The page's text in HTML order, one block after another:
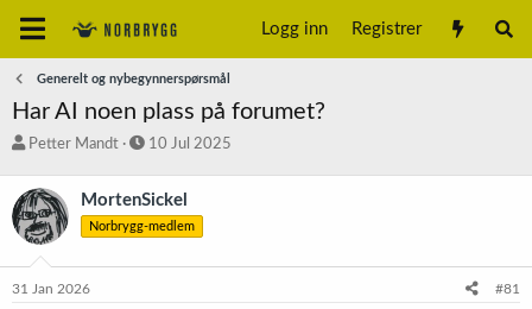
Logg inn Registrer
Generelt og nybegynnerspørsmål
Har AI noen plass på forumet?
T
å
d
s
a
r
Petter Mandt
S
r
t
a
10 Jul 2025
MortenSickel
Norbrygg-medlem
31 Jan 2026 #81